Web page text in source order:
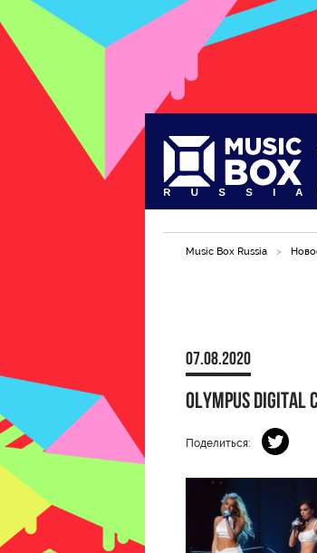
Music Box Russia >
07.08.2020
OLYMPUS DIGITAL
Поделиться: